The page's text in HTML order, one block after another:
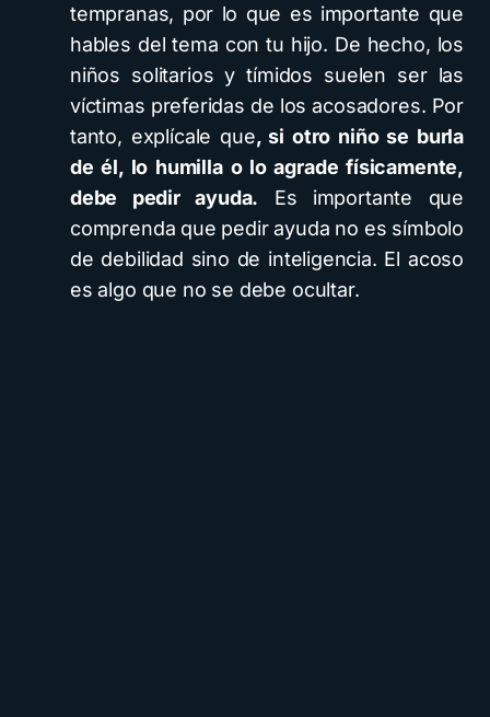
tempranas, por lo que es importante que
hables del tema con tu hijo. De hecho, los
niños solitarios y tímidos suelen ser las
víctimas preferidas de los acosadores. Por
tanto, explícale que, si otro niño se burla
de él, lo humilla o lo agrade físicamente,
debe pedir ayuda. Es importante que
comprenda que pedir ayuda no es símbolo
de debilidad sino de inteligencia. El acoso
es algo que no se debe ocultar.